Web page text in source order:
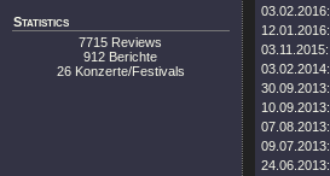
Statistics
7715 Reviews
912 Berichte
26 Konzerte/Festivals
03.02.2016:
12.01.2016:
03.11.2015:
03.02.2014:
30.09.2013:
10.09.2013:
07.08.2013:
09.07.2013:
24.06.2013: